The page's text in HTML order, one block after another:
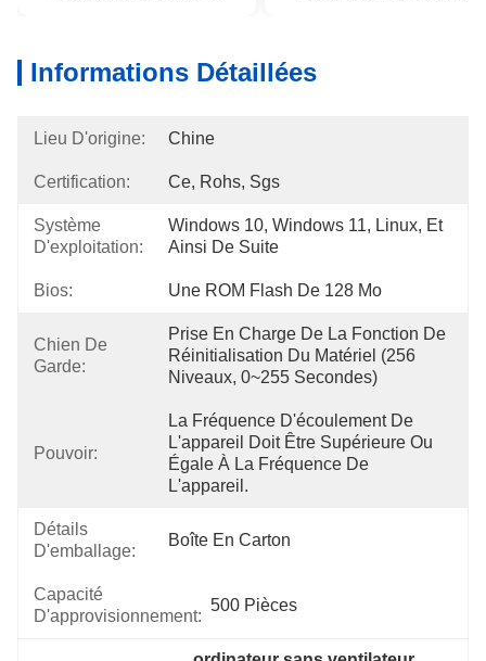
Informations Détaillées
Lieu D'origine: Chine
Certification: Ce, Rohs, Sgs
Système
D'exploitation:
Windows 10, Windows 11, Linux, Et
Ainsi De Suite
Bios: Une ROM Flash De 128 Mo
Chien De
Garde:
Prise En Charge De La Fonction De
Réinitialisation Du Matériel (256
Niveaux, 0~255 Secondes)
Pouvoir:
La Fréquence D'écoulement De
L'appareil Doit Être Supérieure Ou
Égale À La Fréquence De
L'appareil.
Détails
D'emballage:
Boîte En Carton
Capacité
D'approvisionnement:
500 Pièces